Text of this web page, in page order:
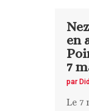
en
7
par
Le 7